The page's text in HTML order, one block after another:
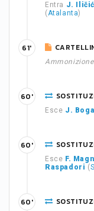
Entra J. Iličić
(Atalanta)
Ammonizione
61'
Esce J. Boga
60'
Esce F.
Raspadori (
60'
60'